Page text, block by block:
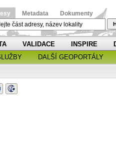
Metadata Dokumenty
VALIDACE INSPIRE
DALŠÍ GEOPORTÁLY